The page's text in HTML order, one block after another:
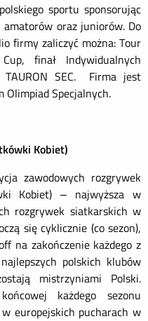
polskiegosportu sponsorując
amatorów oraz juniorów. Do
firmy zaliczyć można: Tour
finał Indywidualnych
SEC. Firma jest
Olimpiad Specjalnych.
Kobiet)
zawodowych rozgrywek
Kobiet) – najwyższa w
rozgrywek siatkarskich w
się cyklicznie (co sezon),
na zakończenie każdego z
polskich klubów
mistrzyniami Polski.
każdego sezonu
europejskich pucharach w